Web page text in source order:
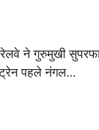
रेलवे ने गुरुमुखी
ट्रेन पहले नंगल…